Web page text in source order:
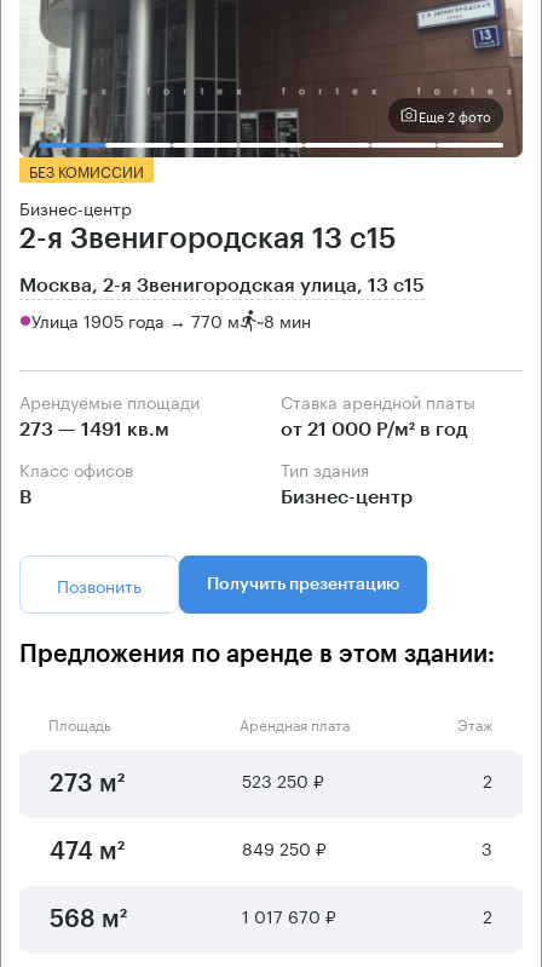
Еще 2 фото
БЕЗ КОМИССИИ
Бизнес-центр
2-я Звенигородская 13 с15
Москва, 2-я Звенигородская улица, 13 с15
Улица 1905 года → 770 м ~8 мин
Арендуемые площади
273 — 1491 кв.м
Ставка арендной платы
от 21 000 Р/м² в год
Класс офисов
B
Тип здания
Бизнес-центр
Позвонить Получить презентацию
Предложения по аренде в этом здании:
Площадь Арендная плата Этаж
273 м² 523 250 ₽ 2
474 м² 849 250 ₽ 3
568 м² 1 017 670 ₽ 2